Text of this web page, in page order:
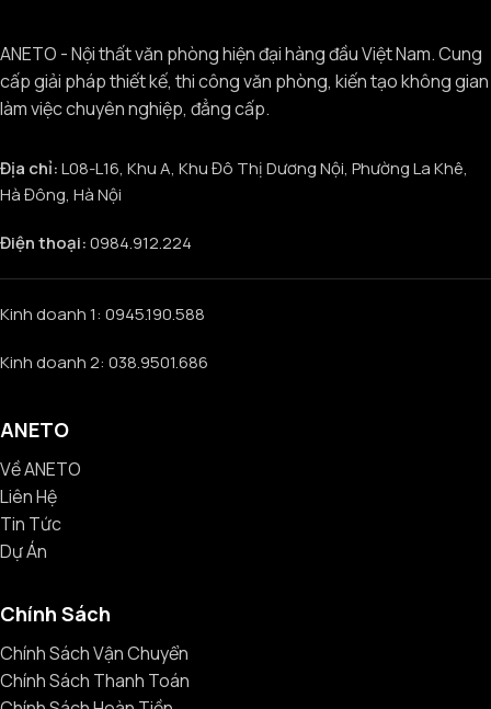
ANETO - Nội thất văn phòng hiện đại hàng đầu Việt Nam. Cung
cấp giải pháp thiết kế, thi công văn phòng, kiến tạo không gian
làm việc chuyên nghiệp, đẳng cấp.
Địa chỉ:L08-L16, Khu A, Khu Đô Thị Dương Nội, Phường La Khê,
Hà Đông, Hà Nội
Điện thoại:0984.912.224
Kinh doanh 1: 0945.190.588
Kinh doanh 2: 038.9501.686
ANETO
Về ANETO
Liên Hệ
Tin Tức
Dự Án
Chính Sách
Chính Sách Vận Chuyển
Chính Sách Thanh Toán